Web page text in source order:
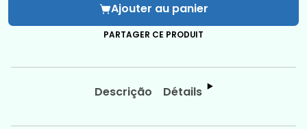
Ajouter au panier
PARTAGER CE PRODUIT
Descrição Détails